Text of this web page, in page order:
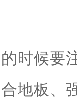
时候要
地板、